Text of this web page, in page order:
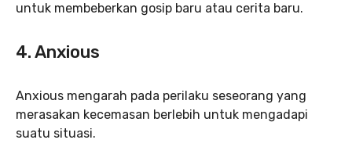
untuk membeberkan gosip baru atau cerita baru.
4. Anxious
Anxious mengarah pada perilaku seseorang yang
merasakan kecemasan berlebih untuk mengadapi
suatu situasi.